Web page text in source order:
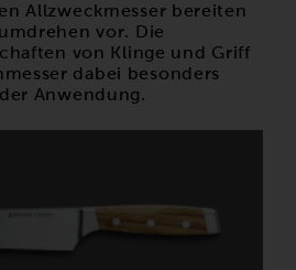
Allzweckmesser bereiten
vor. Die
von Klinge und Griff
dabei besonders
Anwendung.